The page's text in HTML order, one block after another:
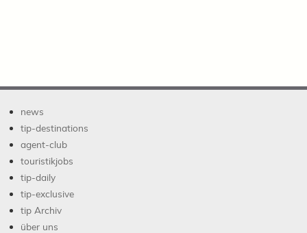
news
tip-destinations
agent-club
touristikjobs
tip-daily
tip-exclusive
tip Archiv
über uns